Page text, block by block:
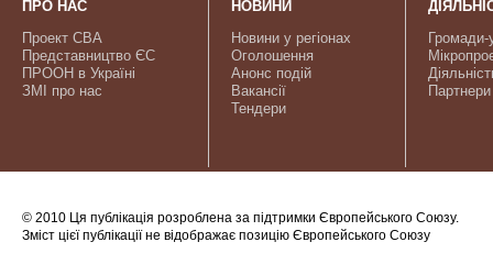
ПРО НАС
Проект CBA
Представництво ЄС
ПРООН в Україні
ЗМІ про нас
НОВИНИ
Новини у регіонах
Оголошення
Анонс подій
Вакансії
Тендери
Громади-
Партнери
© 2010 Ця публікація розроблена за підтримки Європейського Союзу.
Зміст цієї публікації не відображає позицію Європейського Союзу